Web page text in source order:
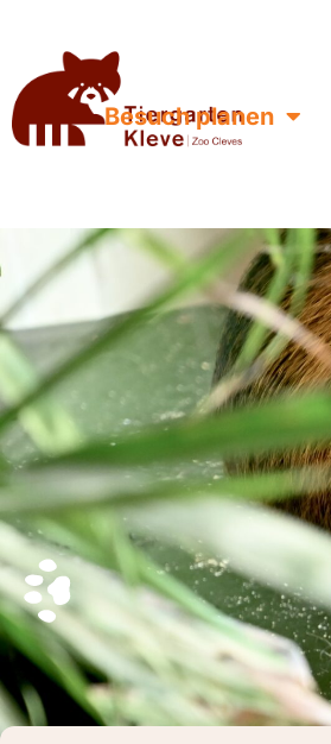
Besuch planen